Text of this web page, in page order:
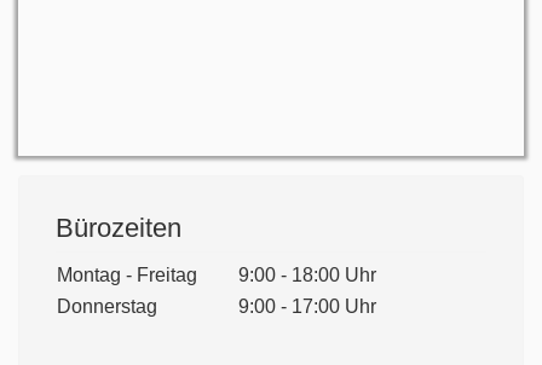
Bürozeiten
Montag - Freitag
9:00 - 18:00 Uhr
Donnerstag
9:00 - 17:00 Uhr